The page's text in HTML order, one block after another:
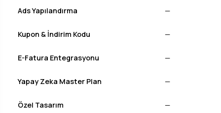
Ads Yapılandırma —
Kupon & İndirim Kodu —
E-Fatura Entegrasyonu —
Yapay Zeka Master Plan —
Özel Tasarım —